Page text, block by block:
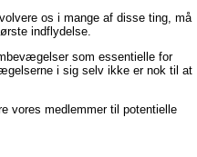
os i mange af disse ting, må
indflydelse.
som essentielle for
i sig selv ikke er nok til at
vores medlemmer til potentielle